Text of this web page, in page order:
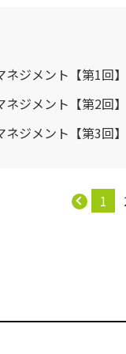
ジメント【第1回】
ジメント【第2回】
ジメント【第3回】
1